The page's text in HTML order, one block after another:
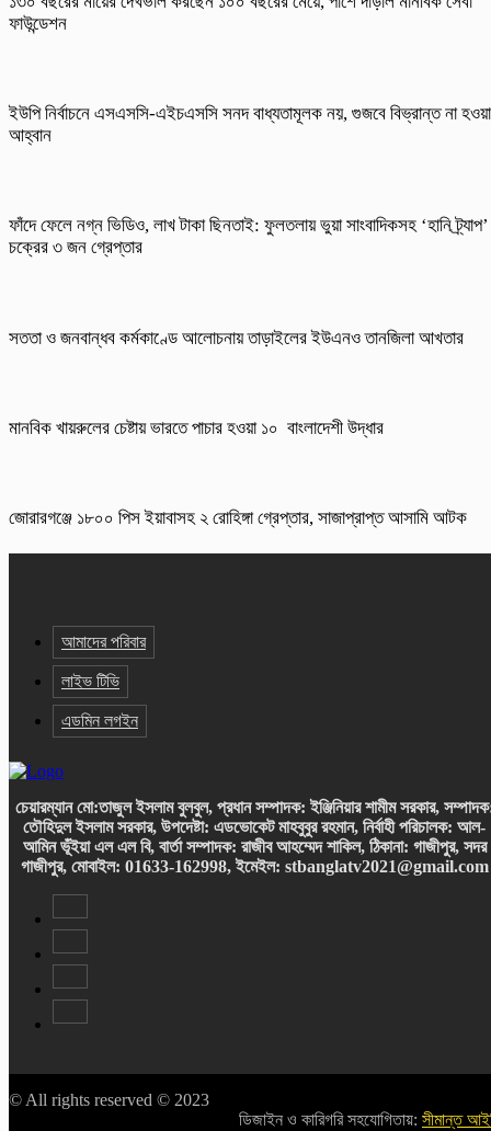
ফাউন্ডেশন
ইউপি নির্বাচনে এসএসসি-এইচএসসি সনদ বাধ্যতামূলক নয়, গুজবে বিভ্রান্ত না
আহ্বান
ফাঁদে ফেলে নগ্ন ভিডিও, লাখ টাকা ছিনতাই: ফুলতলায় ভুয়া সাংবাদিকসহ ‘হানি ট্র্যাপ’
চক্রের ৩ জন গ্রেপ্তার
সততা ও জনবান্ধব কর্মকাণ্ডে আলোচনায় তাড়াইলের ইউএনও তানজিলা আখতার
মানবিক খায়রুলের চেষ্টায় ভারতে পাচার হওয়া ১০ বাংলাদেশী উদ্ধার
জোরারগঞ্জে ১৮০০ পিস ইয়াবাসহ ২ রোহিঙ্গা গ্রেপ্তার, সাজাপ্রাপ্ত আসামি আটক
আমাদের পরিবার
লাইভ টিভি
এডমিন লগইন
চেয়ারম্যান মো:তাজুল ইসলাম বুলবুল, প্রধান সম্পাদক: ইঞ্জিনিয়ার শামীম সরকার,
তৌহিদুল ইসলাম সরকার, উপদেষ্টা: এডভোকেট মাহবুবুর রহমান, নির্বাহী পরিচালক: আল-
আমিন ভূঁইয়া এল এল বি, বার্তা সম্পাদক: রাজীব আহম্মেদ শাকিল, ঠিকানা: গাজীপুর, সদর
গাজীপুর, মোবাইল: 01633-162998, ইমেইল: stbanglatv2021@gmail.com
© All rights reserved © 2023
ডিজাইন ও কারিগরি সহযোগিতায়: সীমান্ত